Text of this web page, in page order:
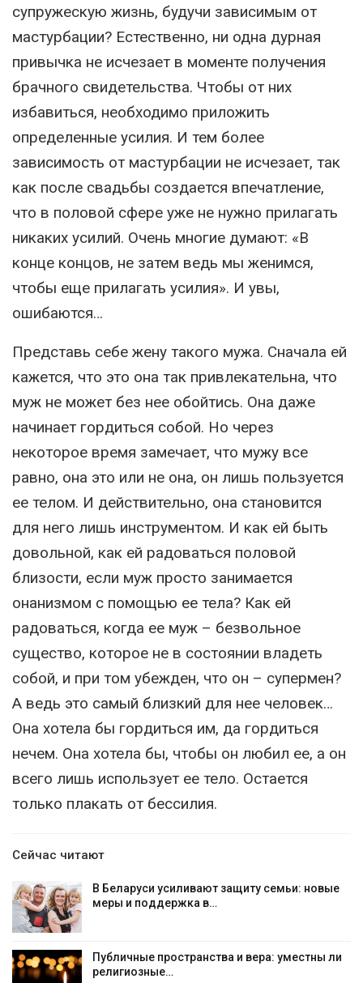
супружескую жизнь, будучи зависимым от
мастурбации? Естественно, ни одна дурная
привычка не исчезает в моменте получения
брачного свидетельства. Чтобы от них
избавиться, необходимо приложить
определенные усилия. И тем более
зависимость от мастурбации не исчезает, так
как после свадьбы создается впечатление,
что в половой сфере уже не нужно прилагать
никаких усилий. Очень многие думают: «В
конце концов, не затем ведь мы женимся,
чтобы еще прилагать усилия». И увы,
ошибаются…
Представь себе жену такого мужа. Сначала ей
кажется, что это она так привлекательна, что
муж не может без нее обойтись. Она даже
начинает гордиться собой. Но через
некоторое время замечает, что мужу все
равно, она это или не она, он лишь пользуется
ее телом. И действительно, она становится
для него лишь инструментом. И как ей быть
довольной, как ей радоваться половой
близости, если муж просто занимается
онанизмом с помощью ее тела? Как ей
радоваться, когда ее муж – безвольное
существо, которое не в состоянии владеть
собой, и при том убежден, что он – супермен?
А ведь это самый близкий для нее человек…
Она хотела бы гордиться им, да гордиться
нечем. Она хотела бы, чтобы он любил ее, а он
всего лишь использует ее тело. Остается
только плакать от бессилия.
Сейчас читают
В Беларуси усиливают защиту семьи: новые
меры и поддержка в…
Публичные пространства и вера: уместны ли
религиозные…